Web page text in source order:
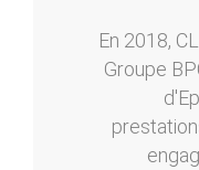
En 2018,
Groupe